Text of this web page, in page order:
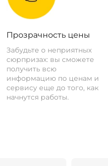
Прозрачность цены
Забудьте о неприятных
сюрпризах: вы сможете
получить всю
информацию по ценам и
сервису еще до того, как
начнутся работы.